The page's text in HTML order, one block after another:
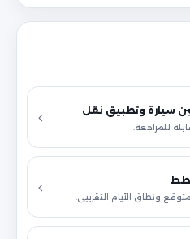
سيارة وتطبيق نقل
للمراجعة.
ونطاق الأيام التقريبي.